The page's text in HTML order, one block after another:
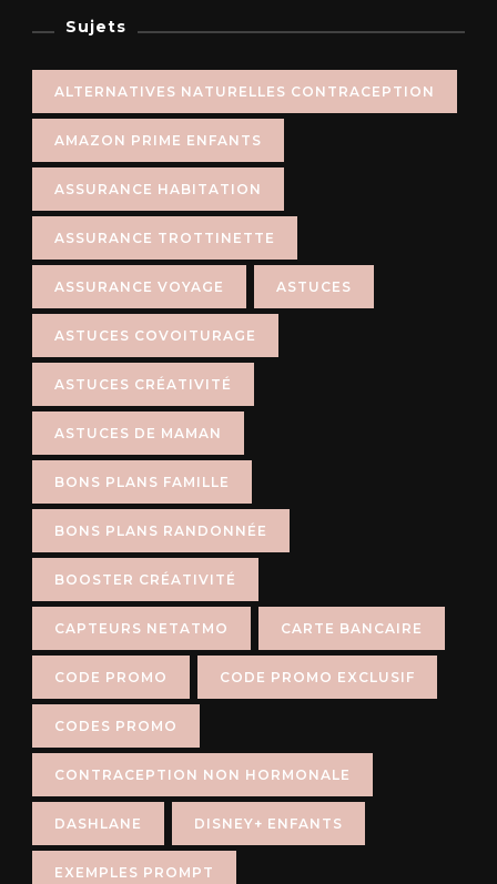
Sujets
ALTERNATIVES NATURELLES CONTRACEPTION
AMAZON PRIME ENFANTS
ASSURANCE HABITATION
ASSURANCE TROTTINETTE
ASSURANCE VOYAGE ASTUCES
ASTUCES COVOITURAGE
ASTUCES CRÉATIVITÉ
ASTUCES DE MAMAN
BONS PLANS FAMILLE
BONS PLANS RANDONNÉE
BOOSTER CRÉATIVITÉ
CAPTEURS NETATMO CARTE BANCAIRE
CODE PROMO CODE PROMO EXCLUSIF
CODES PROMO
CONTRACEPTION NON HORMONALE
DASHLANE DISNEY+ ENFANTS
EXEMPLES PROMPT